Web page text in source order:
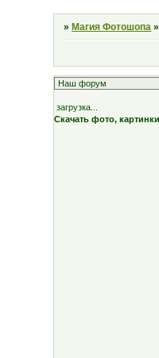
» Магия Фотошопа »
загрузка...
Скачать фото,